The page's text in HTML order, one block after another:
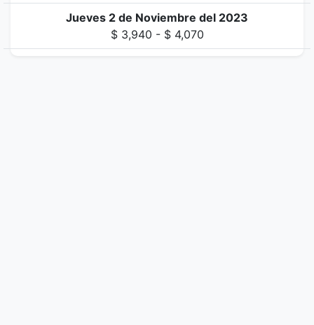
Jueves 2 de Noviembre del 2023
$ 3,940 - $ 4,070